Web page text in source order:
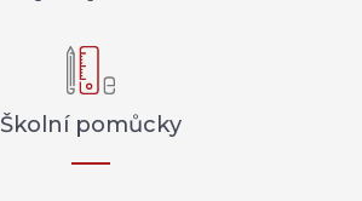
Školní pomůcky